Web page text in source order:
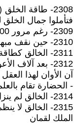
2308- طاقة
فتأملوا جمال الخلق
2309- رغم مرور 300 ألف عام على خلق الانسان إلا أن الانسان العاقل الكامل بالمطلق (حسب ما سبق وأن عرفناه ) لم يخلق بعد
2310- حين نقف مبهوتين ونحن نتأمل جمال امرأة أو طأئر أو بحرأو فضاء أو أي شيء فنحن نتأمل قدراً من جمال الخالق العظيم وتجلياته في الوجود
2311- الخالق كطاقة عقلانية غير طقمادية لا يمكن رؤيته إلا بما يتجلى فيه من كون وكائنات ، فتأملوا جمال الخلق لتدركوا جمال الخالق كما سبق وأن قلنا
2312- بعد آلاف الأعوام من بدء العقل البشري التفكير في الوجود والقائم به والغاية منه
آن الأوان لهذا
- الحضارة تقام
2314- الخالق لم ينزل أو يرسل تشريعات وقوانين وأديان تنظم حياة البشر، وكل ذلك نتاج عقل بشري
2315- الخالق لا ينظم الوجود من كون وكائنات بالأمربل عبر قوانين وضعها خلال ملايين السنين
الملك لقمان